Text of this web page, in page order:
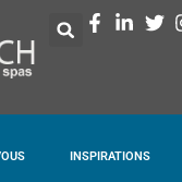
INSPIRATIONS